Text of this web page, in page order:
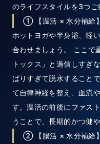
のライフスタイルを3つご
① 【温活 × 水分補給
ホットヨガや半身浴、軽
合わせましょう。 ここで
トックス」と過信しすぎ
ばりすぎて脱水すること
て自律神経を整え、血流
す。温活の前後にファス
うことで、長期的かつ健
② 【腸活 × 水分補給